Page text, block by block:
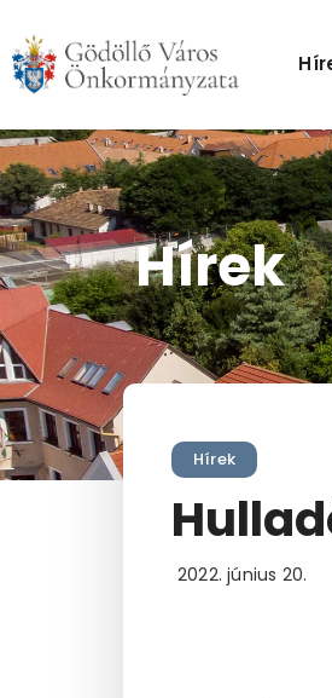
content
Hírek
Hírek
2022. június 20.